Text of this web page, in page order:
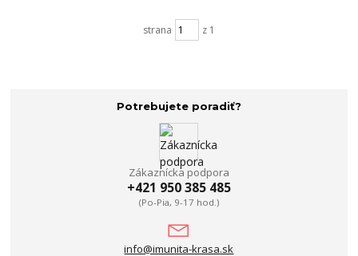
strana z 1
Potrebujete poradiť?
Zákaznícka podpora
+421 950 385 485
(Po-Pia, 9-17 hod.)
info@imunita-krasa.sk